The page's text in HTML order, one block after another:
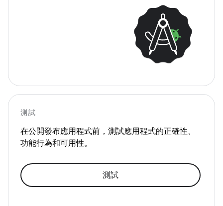
測試
在公開發布應用程式前，測試應用程式的正確性、
功能行為和可用性。
測試